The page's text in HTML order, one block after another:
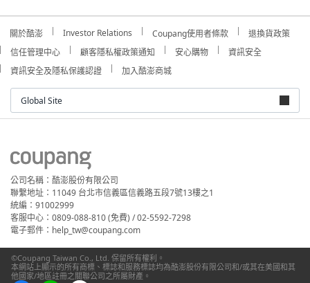
關於酷澎 Investor Relations Coupang使用者條款
退換貨政策
信任管理中心
顧客隱私權政策通知 安心購物
資訊安全
資訊安全及隱私保護認證
加入酷澎商城
Global Site
公司名稱：酷澎股份有限公司
聯繫地址：11049 台北市信義區信義路五段7號13樓之1
統編：91002999
客服中心：0809-088-810 (免費) / 02-5592-7298
電子郵件：help_tw@coupang.com
©Coupang Taiwan Co., Ltd. 保留所有權利。
本網站上顯示的所有商標、標誌和服務標誌均為酷澎股份有限公司和/或其在美國和其
他國家/地區註冊之關聯公司之所屬財產。